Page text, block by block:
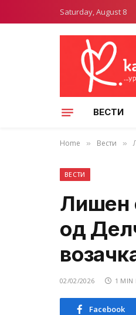
Saturday, August 8
ВЕСТИ
Home » Вести »
ВЕСТИ
Лишен
од
02/02/2026 1 MIN
Facebook